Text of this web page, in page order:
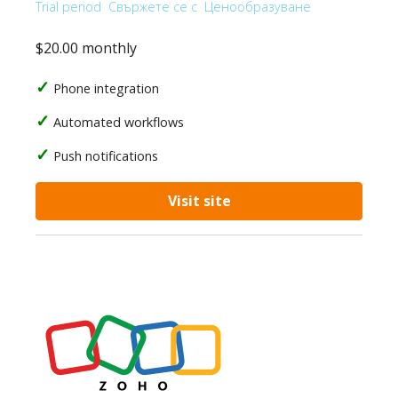
Trial period Свържете се с Ценообразуване
$20.00 monthly
Phone integration
Automated workflows
Push notifications
Visit site